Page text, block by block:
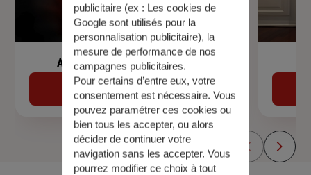
Assurance de prêt immobilier
Découvrir
publicitaire (ex : Les cookies de
Google sont utilisés pour la
personnalisation publicitaire), la
mesure de performance de nos
campagnes publicitaires.
Pour certains d’entre eux, votre
consentement est nécessaire. Vous
pouvez paramétrer ces cookies ou
bien tous les accepter, ou alors
décider de continuer votre
navigation sans les accepter. Vous
pourrez modifier ce choix à tout